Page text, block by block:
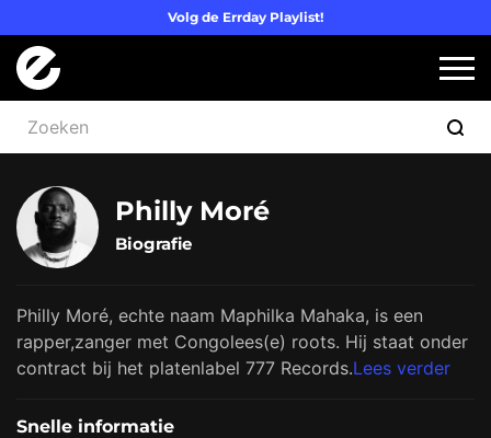
Volg de Errday Playlist!
Philly Moré
Biografie
Philly Moré, echte naam Maphilka Mahaka, is een
rapper,zanger met Congolees(e) roots. Hij staat onder
contract bij het platenlabel 777 Records.Lees verder
Snelle informatie